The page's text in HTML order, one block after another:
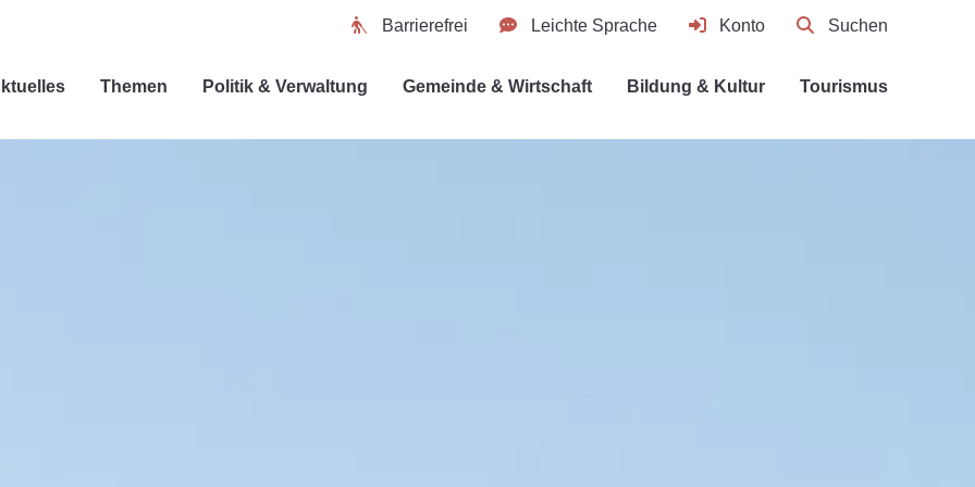
Barrierefrei Leichte Sprache Konto Suchen
Themen Politik & Verwaltung Gemeinde & Wirtschaft Bildung & Kultur Tourismus